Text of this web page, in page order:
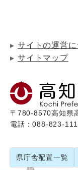
サイトの運営に
サイトマップ
〒780-8570高知県
電話：088-823-
県庁舎配置一覧